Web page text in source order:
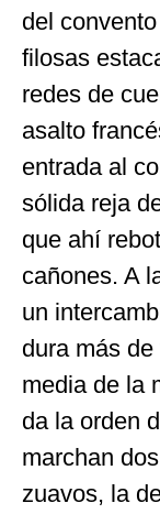
del
filosas
redes de
asalto
entrada al
sólida reja
que ahí
cañones. A
un
dura más
media de la
da la orden
marchan
zuavos, la